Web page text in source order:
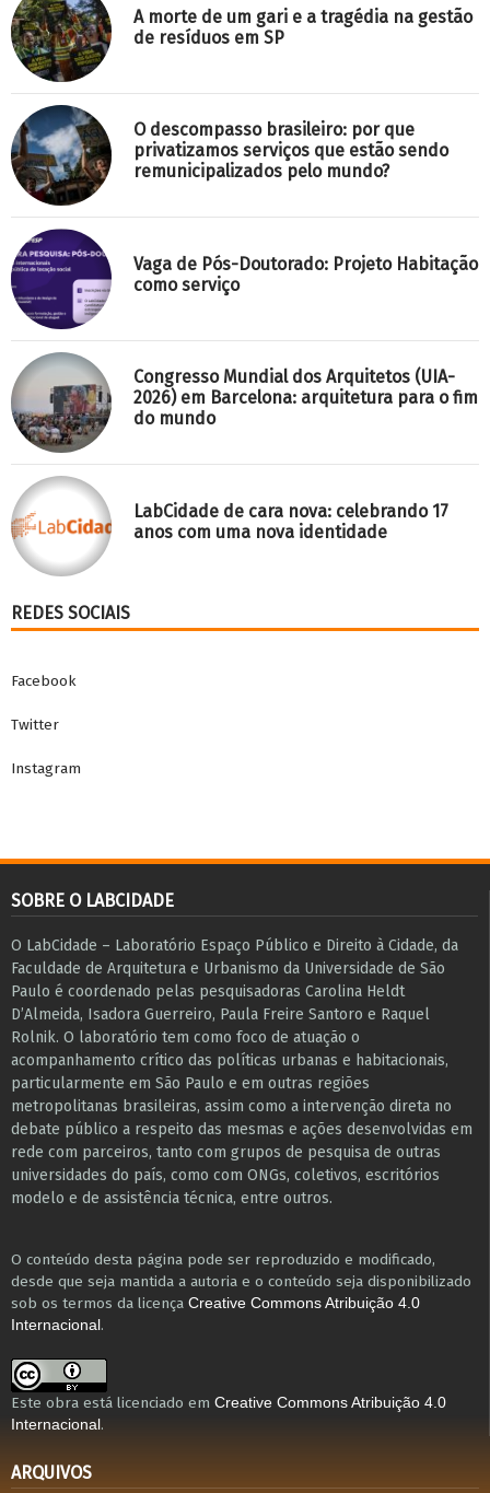
A morte de um gari e a tragédia na gestão
de resíduos em SP
O descompasso brasileiro: por que
privatizamos serviços que estão sendo
remunicipalizados pelo mundo?
Vaga de Pós-Doutorado: Projeto Habitação
como serviço
Congresso Mundial dos Arquitetos (UIA-
2026) em Barcelona: arquitetura para o fim
do mundo
LabCidade de cara nova: celebrando 17
anos com uma nova identidade
REDES SOCIAIS
Facebook
Twitter
Instagram
SOBRE O LABCIDADE
O LabCidade – Laboratório Espaço Público e Direito à Cidade, da
Faculdade de Arquitetura e Urbanismo da Universidade de São
Paulo é coordenado pelas pesquisadoras Carolina Heldt
D’Almeida, Isadora Guerreiro, Paula Freire Santoro e Raquel
Rolnik. O laboratório tem como foco de atuação o
acompanhamento crítico das políticas urbanas e habitacionais,
particularmente em São Paulo e ​em outras regiões
metropolitanas brasileiras, assim como a intervenção direta no
debate público a respeito das mesmas e ações desenvolvidas em
r​e​de com parceiros, tanto com grupos de pesquisa ​de outras
universidades do país, como com ONGs, coletivos, escritórios
modelo e de assistência técnica​, entre outros​.
O conteúdo desta página pode ser reproduzido e modificado,
desde que seja mantida a autoria e o conteúdo seja disponibilizado
sob os termos da licença Creative Commons Atribuição 4.0
Internacional.
Este obra está licenciado em Creative Commons Atribuição 4.0
Internacional.
ARQUIVOS